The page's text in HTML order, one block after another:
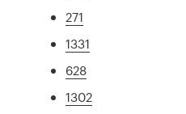
271
1331
628
1302